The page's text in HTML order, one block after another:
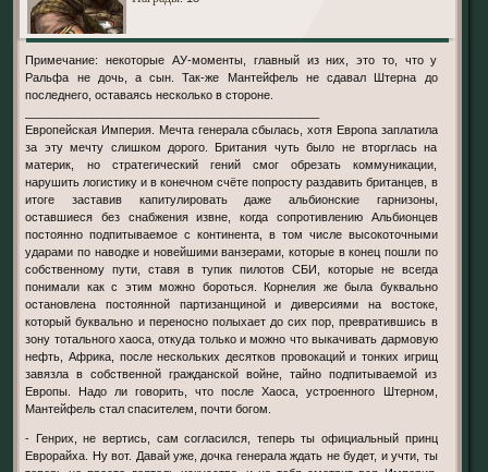
Примечание: некоторые АУ-моменты, главный из них, это то, что у
Ральфа не дочь, а сын. Так-же Мантейфель не сдавал Штерна до
последнего, оставаясь несколько в стороне.
Европейская Империя. Мечта генерала сбылась, хотя Европа заплатила
за эту мечту слишком дорого. Британия чуть было не вторглась на
материк, но стратегический гений смог обрезать коммуникации,
нарушить логистику и в конечном счёте попросту раздавить британцев, в
итоге заставив капитулировать даже альбионские гарнизоны,
оставшиеся без снабжения извне, когда сопротивлению Альбионцев
постоянно подпитываемое с континента, в том числе высокоточными
ударами по наводке и новейшими ванзерами, которые в конец пошли по
собственному пути, ставя в тупик пилотов СБИ, которые не всегда
понимали как с этим можно бороться. Корнелия же была буквально
остановлена постоянной партизанщиной и диверсиями на востоке,
который буквально и переносно полыхает до сих пор, превратившись в
зону тотального хаоса, откуда только и можно что выкачивать дармовую
нефть, Африка, после нескольких десятков провокаций и тонких игрищ
завязла в собственной гражданской войне, тайно подпитываемой из
Европы. Надо ли говорить, что после Хаоса, устроенного Штерном,
Мантейфель стал спасителем, почти богом.
- Генрих, не вертись, сам согласился, теперь ты официальный принц
Еврорайха. Ну вот. Давай уже, дочка генерала ждать не будет, и учти, ты